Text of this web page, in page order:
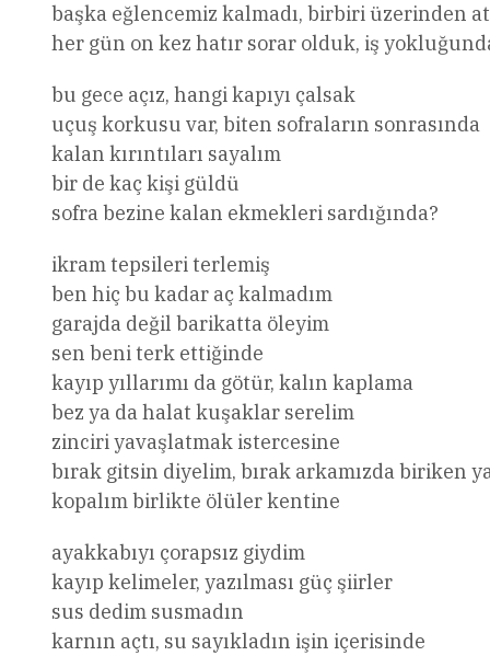
başka eğlencemiz kalmadı, birbiri üzerinden
her gün on kez hatır sorar olduk, iş
bu gece açız, hangi kapıyı çalsak
uçuş korkusu var, biten sofraların sonrasında
kalan kırıntıları sayalım
bir de kaç kişi güldü
sofra bezine kalan ekmekleri sardığında?
ikram tepsileri terlemiş
ben hiç bu kadar aç kalmadım
garajda değil barikatta öleyim
sen beni terk ettiğinde
kayıp yıllarımı da götür, kalın kaplama
bez ya da halat kuşaklar serelim
zinciri yavaşlatmak istercesine
bırak gitsin diyelim, bırak arkamızda biriken
kopalım birlikte ölüler kentine
ayakkabıyı çorapsız giydim
kayıp kelimeler, yazılması güç şiirler
sus dedim susmadın
karnın açtı, su sayıkladın işin içerisinde